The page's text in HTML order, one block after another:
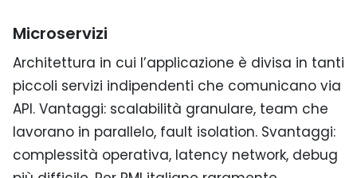
Microservizi
Architettura in cui l’applicazione è divisa in tanti
piccoli servizi indipendenti che comunicano via
API. Vantaggi: scalabilità granulare, team che
lavorano in parallelo, fault isolation. Svantaggi:
complessità operativa, latency network, debug